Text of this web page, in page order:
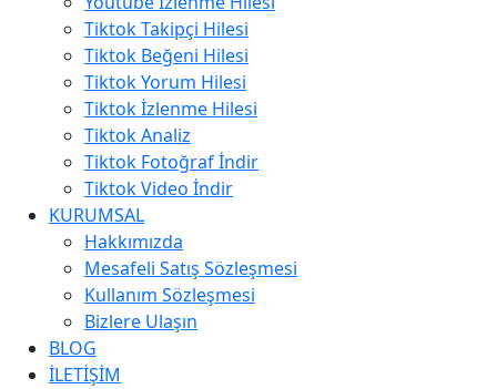
Tiktok Takipçi Hilesi
Tiktok Beğeni Hilesi
Tiktok Yorum Hilesi
Tiktok İzlenme Hilesi
Tiktok Analiz
Tiktok Fotoğraf İndir
Tiktok Video İndir
KURUMSAL
Hakkımızda
Mesafeli Satış Sözleşmesi
Kullanım Sözleşmesi
Bizlere Ulaşın
BLOG
İLETİŞİM